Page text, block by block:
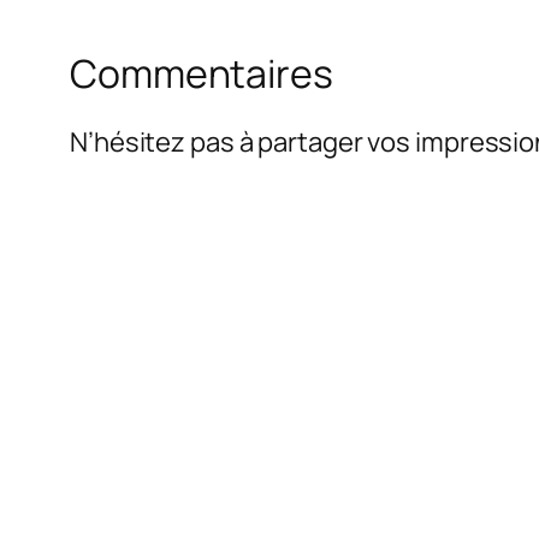
Commentaires
N’hésitez pas à partager vos